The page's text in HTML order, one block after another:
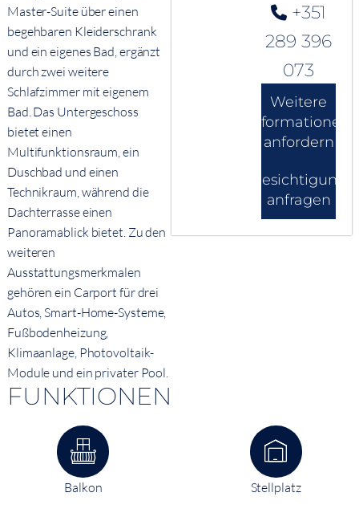
Master-Suite über einen
begehbaren Kleiderschrank
und ein eigenes Bad, ergänzt
durch zwei weitere
Schlafzimmer mit eigenem
Bad. Das Untergeschoss
bietet einen
Multifunktionsraum, ein
Duschbad und einen
Technikraum, während die
Dachterrasse einen
Panoramablick bietet. Zu den
weiteren
Ausstattungsmerkmalen
gehören ein Carport für drei
Autos, Smart-Home-Systeme,
Fußbodenheizung,
Klimaanlage, Photovoltaik-
Module und ein privater Pool.
+351
289 396
073
Weitere
Informationen
anfordern
Besichtigung
anfragen
FUNKTIONEN
Balkon Stellplatz